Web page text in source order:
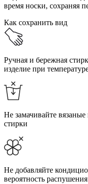
время носки, сохраняя
Как сохранить вид
Ручная и бережная
изделие при
Не замачивайте
стирки
Не добавляйте
вероятность